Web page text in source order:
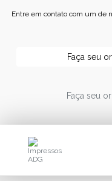
Entre em contato com um de
Faça seu
Faça seu